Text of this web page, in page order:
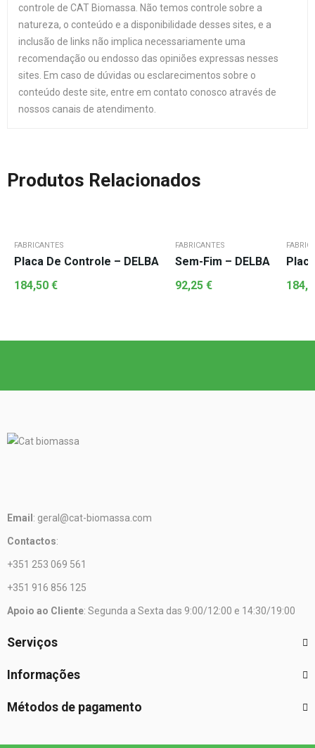
controle de CAT Biomassa. Não temos controle sobre a
natureza, o conteúdo e a disponibilidade desses sites, e a
inclusão de links não implica necessariamente uma
recomendação ou endosso das opiniões expressas nesses
sites. Em caso de dúvidas ou esclarecimentos sobre o
conteúdo deste site, entre em contato conosco através de
nossos canais de atendimento.
Produtos Relacionados
FABRICANTES
Placa De Controle – DELBA
184,50 €
FABRICANTES
Sem-Fim – DELBA
92,25 €
Email : geral@cat-biomassa.com
Contactos:
+351 253 069 561
+351 916 856 125
Apoio ao Cliente: Segunda a Sexta das 9:00/12:00 e 14:30/19:00
Serviços
Informações
Métodos de pagamento